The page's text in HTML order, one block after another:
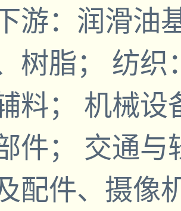
游：润滑油
树脂； 纺织
料； 机械设
件； 交通与
配件、摄像